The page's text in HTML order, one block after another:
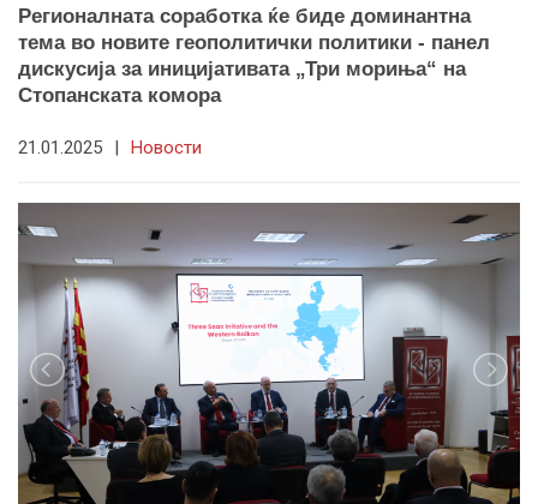
Регионалната соработка ќе биде доминантна
тема во новите геополитички политики - панел
дискусија за иницијативата „Три мориња“ на
Стопанската комора
21.01.2025 | Новости